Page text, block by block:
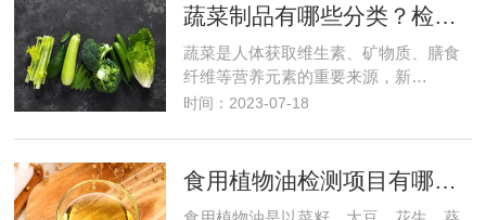
蔬菜制品有哪些分类？检测项目有哪些？食品检测
蔬菜是人体获取维生素、矿物质、膳食
纤维等营养元素的重要来源，新…
时间：2023-07-18
食用植物油检测项目有哪些？需要多少钱？